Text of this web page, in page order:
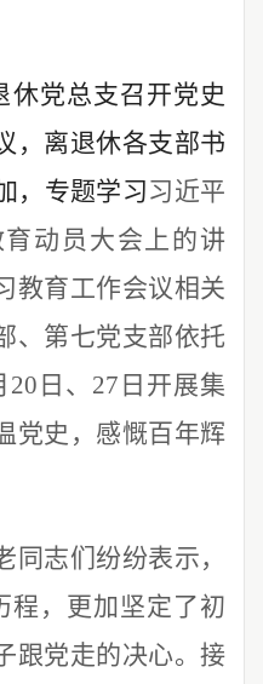
休党总支召开党史
，离退休各支部书
，专题学习习近平
动员大会上的讲
教育工作会议相关
、第七党支部依托
20日、27日开展集
党史，感慨百年辉
同志们纷纷表示，
程，更加坚定了初
跟党走的决心。接